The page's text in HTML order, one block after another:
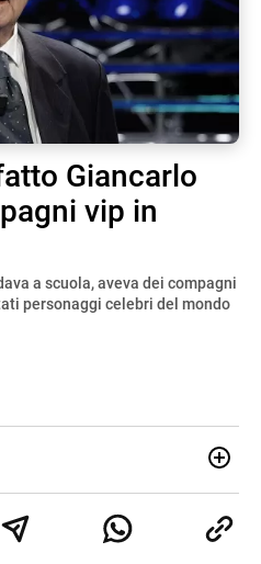
Giancarlo
vip in
a scuola, aveva dei compagni
personaggi celebri del mondo
gruppi editoriali e agenzie di
nella scrittura di articoli